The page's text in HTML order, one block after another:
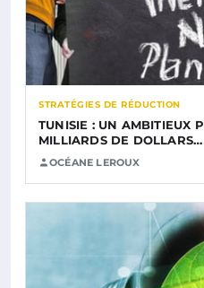
STRATÉGIES DE RÉDUCTION
TUNISIE : UN AMBITIEUX
MILLIARDS DE DOLLARS…
OCÉANE LEROUX